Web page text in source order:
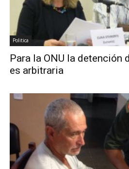
Politica
Para la ONU la detención
es arbitraria